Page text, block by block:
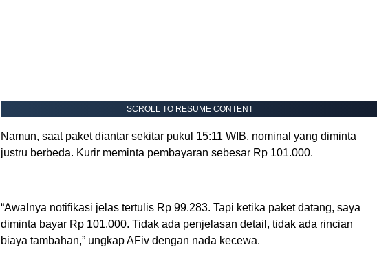
SCROLL TO RESUME CONTENT
Namun, saat paket diantar sekitar pukul 15:11 WIB, nominal yang diminta
justru berbeda. Kurir meminta pembayaran sebesar Rp 101.000.
“Awalnya notifikasi jelas tertulis Rp 99.283. Tapi ketika paket datang, saya
diminta bayar Rp 101.000. Tidak ada penjelasan detail, tidak ada rincian
biaya tambahan,” ungkap AFiv dengan nada kecewa.